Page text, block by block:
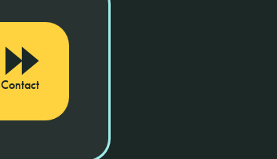
Contact